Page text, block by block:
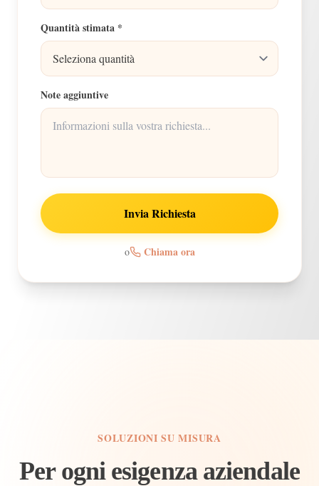
Quantità stimata *
Note aggiuntive
Invia Richiesta
o Chiama ora
SOLUZIONI SU MISURA
Per ogni esigenza aziendale